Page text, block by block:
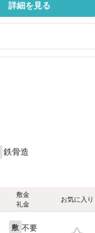
詳細を見る
鉄骨造
敷金
礼金
お気に入り
敷 不要